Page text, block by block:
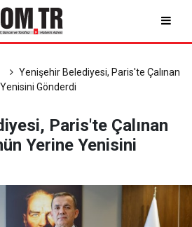
Yenişehir Belediyesi, Paris'te Çalınan
Gönderdi
Paris'te Çalınan
Yerine Yenisini